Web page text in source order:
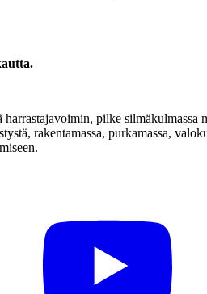
pilke silmäkulmassa
rakentamassa, purkamassa,